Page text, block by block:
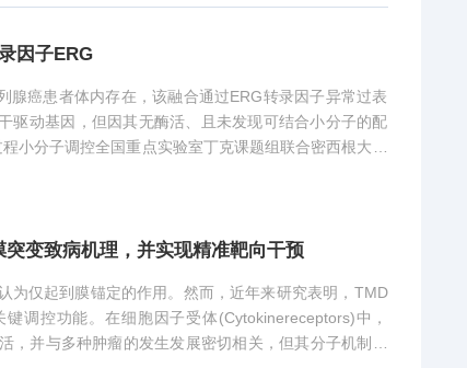
因子ERG
腺癌患者体内存在，该融合通过ERG转录因子异常过表
驱动基因，但因其无酶活、且未发现可结合小分子的配
小分子调控全国重点实验室丁克课题组联合密西根大学
变致病机理，并实现精准靶向干预
为仅起到膜锚定的作用。然而，近年来研究表明，TMD
调控功能。在细胞因子受体(Cytokinereceptors)中，
，并与多种肿瘤的发生发展密切相关，但其分子机制长